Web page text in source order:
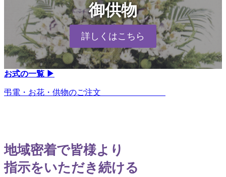
御供物
詳しくはこちら
お式の一覧 ▶︎
弔電・お花・供物のご注文
地域密着で皆様より
指示をいただき続ける